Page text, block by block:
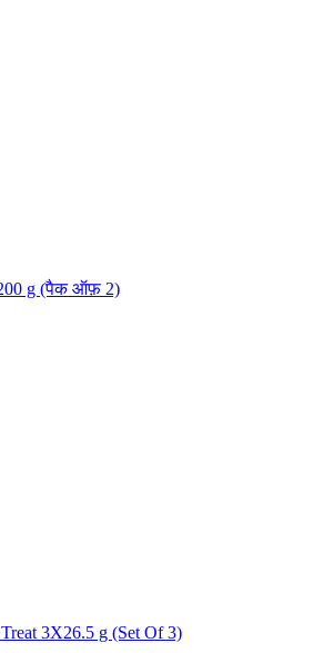
g (पैक ऑफ़ 2)
3X26.5 g (Set Of 3)